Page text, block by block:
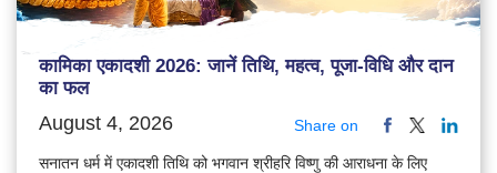
कामिका एकादशी 2026: जानें तिथि, महत्व, पूजा-विधि और दान
का फल
August 4, 2026 Share on
सनातन धर्म में एकादशी तिथि को भगवान श्रीहरि विष्णु की आराधना के लिए